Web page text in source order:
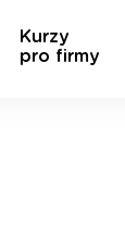
Kurzy
pro firmy